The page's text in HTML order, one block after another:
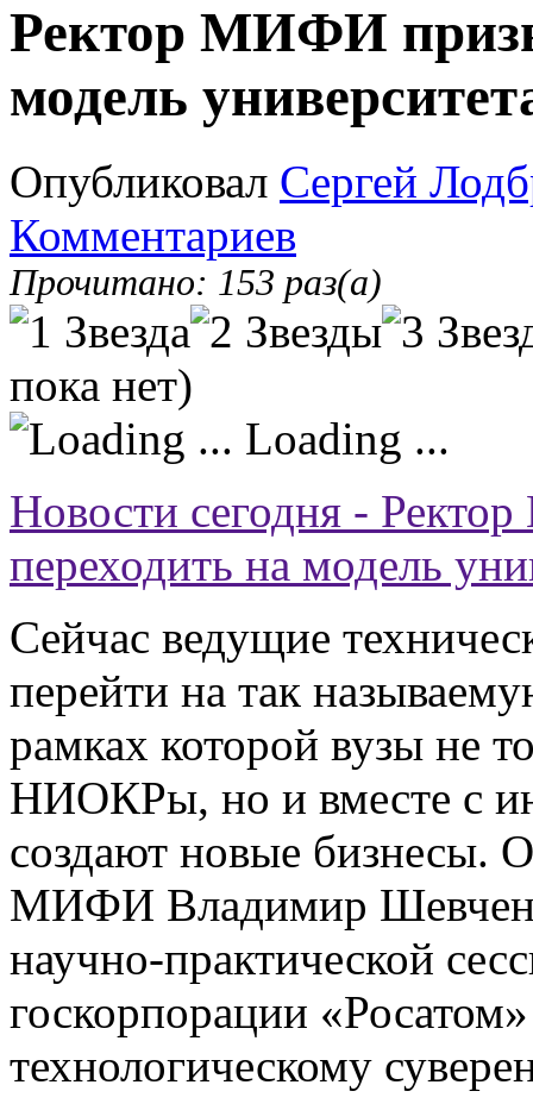
Ректор МИФИ
модель
Опубликовал Сергей
Комментариев
Прочитано: 153 раз(а)
пока нет)
Loading ...
Новости сегодня -
переходить на модель
Сейчас ведущие
перейти на так
рамках которой вузы не
НИОКРы, но и вместе с
создают новые бизнесы.
МИФИ Владимир
научно-практической
госкорпорации
технологическому